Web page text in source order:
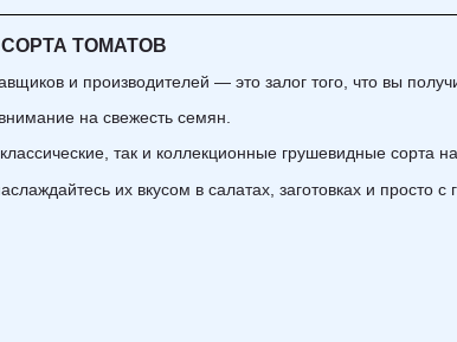
ТОМАТОВ
и производителей — это залог того, что вы
на свежесть семян.
так и коллекционные грушевидные сорта
их вкусом в салатах, заготовках и просто с